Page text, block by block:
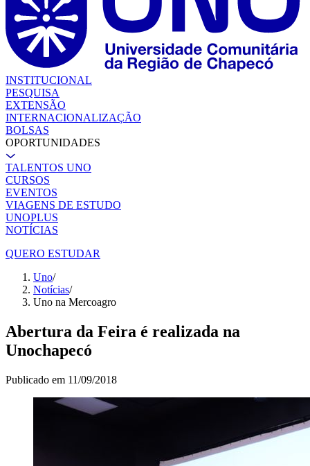
INSTITUCIONAL
PESQUISA
EXTENSÃO
INTERNACIONALIZAÇÃO
BOLSAS
OPORTUNIDADES
TALENTOS UNO
CURSOS
EVENTOS
VIAGENS DE ESTUDO
UNOPLUS
NOTÍCIAS
QUERO ESTUDAR
Uno/
Notícias/
Uno na Mercoagro
Abertura da Feira é realizada na
Unochapecó
Publicado em 11/09/2018